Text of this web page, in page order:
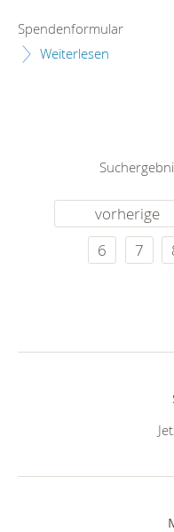
Spendenformular
Weiterlesen
vorherige
6
7